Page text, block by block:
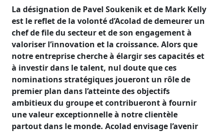
La désignation de Pavel Soukenik et de Mark Kelly
est le reflet de la volonté d’Acolad de demeurer un
chef de file du secteur et de son engagement à
valoriser l’innovation et la croissance. Alors que
notre entreprise cherche à élargir ses capacités et
à investir dans le talent, nul doute que ces
nominations stratégiques joueront un rôle de
premier plan dans l’atteinte des objectifs
ambitieux du groupe et contribueront à fournir
une valeur exceptionnelle à notre clientèle
partout dans le monde. Acolad envisage l’avenir